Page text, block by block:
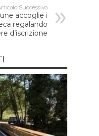
Successivo
accoglie i
regalando
d’iscrizione